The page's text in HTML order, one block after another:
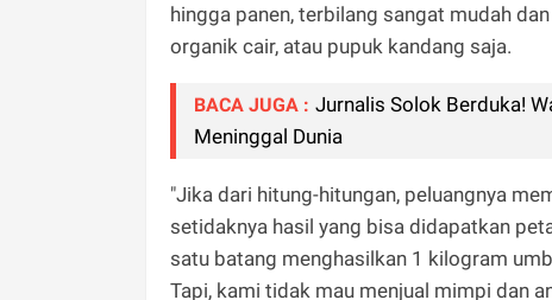
hingga panen, terbilang sangat mudah
organik cair, atau pupuk kandang saja.
BACA JUGA : Jurnalis Solok Berduka!
Meninggal Dunia
"Jika dari hitung-hitungan, peluangnya
setidaknya hasil yang bisa didapatkan
satu batang menghasilkan 1 kilogram
Tapi, kami tidak mau menjual mimpi dan